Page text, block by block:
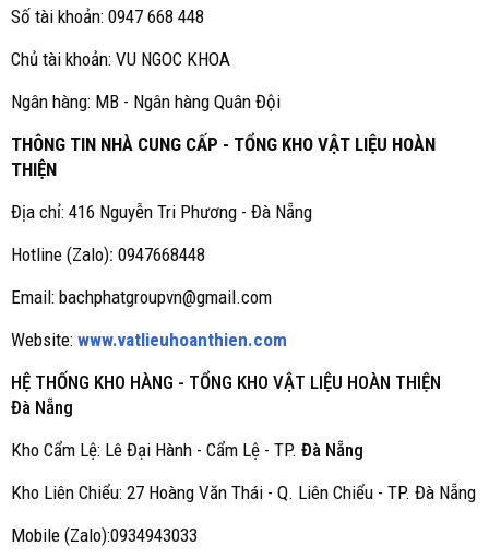
Số tài khoản: 0947 668 448
Chủ tài khoản: VU NGOC KHOA
Ngân hàng: MB - Ngân hàng Quân Đội
THÔNG TIN NHÀ CUNG CẤP - TỔNG KHO VẬT LIỆU HOÀN
THIỆN
Địa chỉ: 416 Nguyễn Tri Phương - Đà Nẵng
Hotline (Zalo): 0947668448
Email: bachphatgroupvn@gmail.com
Website: www.vatlieuhoanthien.com
HỆ THỐNG KHO HÀNG - TỔNG KHO VẬT LIỆU HOÀN THIỆN
Đà Nẵng
Kho Cẩm Lệ: Lê Đại Hành - Cẩm Lệ - TP. Đà Nẵng
Kho Liên Chiểu: 27 Hoàng Văn Thái - Q. Liên Chiểu - TP. Đà Nẵng
Mobile (Zalo):0934943033